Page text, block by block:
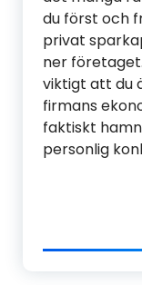
du först och
privat
ner
viktigt att du
firmans
faktiskt
personlig